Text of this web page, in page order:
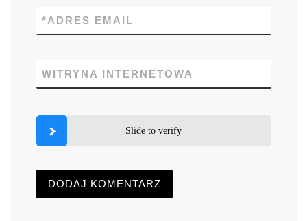
ADRES EMAIL
*
WITRYNA INTERNETOWA
Slide to verify